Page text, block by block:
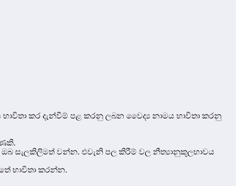
කර දැන්වීම් පළ කරනු ලබන වෛද්‍ය නාමය භාවිතා කරනු
සැලකිලිමත් වන්න. එවැනි පල කිරීම් වල නීත්‍යානුකූලභාවය
භාවිතා කරන්න.